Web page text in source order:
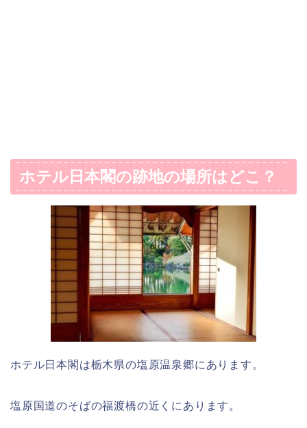
ホテル日本閣の跡地の場所はどこ？
ホテル日本閣は栃木県の塩原温泉郷にあります。
塩原国道のそばの福渡橋の近くにあります。